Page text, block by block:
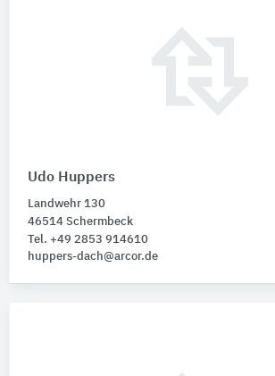
Udo Huppers
Landwehr 130
46514 Schermbeck
Tel. +49 2853 914610
huppers-dach@arcor.de